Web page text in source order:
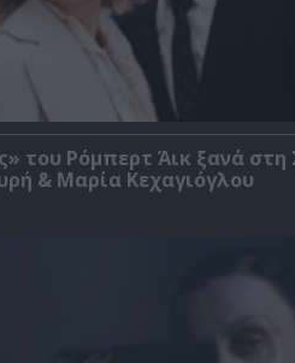
του Ρόμπερτ Άικ ξανά στη
& Μαρία Κεχαγιόγλου